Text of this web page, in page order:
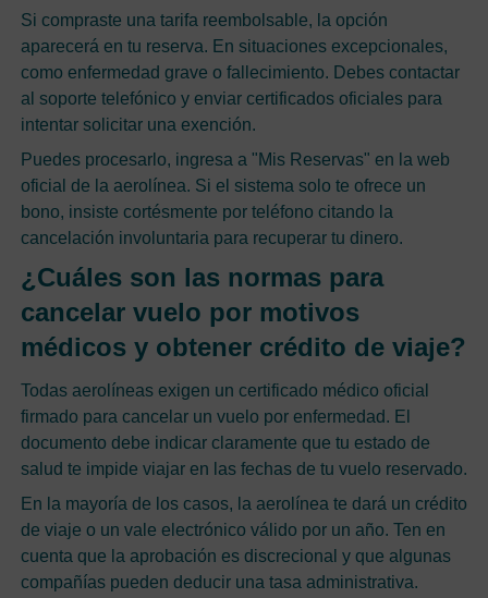
Si compraste una tarifa reembolsable, la opción
aparecerá en tu reserva. En situaciones excepcionales,
como enfermedad grave o fallecimiento. Debes contactar
al soporte telefónico y enviar certificados oficiales para
intentar solicitar una exención.
Puedes procesarlo, ingresa a "Mis Reservas" en la web
oficial de la aerolínea. Si el sistema solo te ofrece un
bono, insiste cortésmente por teléfono citando la
cancelación involuntaria para recuperar tu dinero.
¿Cuáles son las normas para
cancelar vuelo por motivos
médicos y obtener crédito de viaje?
Todas aerolíneas exigen un certificado médico oficial
firmado para cancelar un vuelo por enfermedad. El
documento debe indicar claramente que tu estado de
salud te impide viajar en las fechas de tu vuelo reservado.
En la mayoría de los casos, la aerolínea te dará un crédito
de viaje o un vale electrónico válido por un año. Ten en
cuenta que la aprobación es discrecional y que algunas
compañías pueden deducir una tasa administrativa.